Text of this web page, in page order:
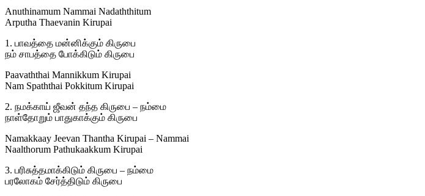
Anuthinamum Nammai Nadaththitum
Arputha Thaevanin Kirupai
1. பாவத்தை மன்னிக்கும் கிருபை
நம் சாபத்தை போக்கிடும் கிருபை
Paavaththai Mannikkum Kirupai
Nam Spaththai Pokkitum Kirupai
2. நமக்காய் ஜீவன் தந்த கிருபை – நம்மை
நாள்தோறும் பாதுகாக்கும் கிருபை
Namakkaay Jeevan Thantha Kirupai – Nammai
Naalthorum Pathukaakkum Kirupai
3. பரிசுத்தமாக்கிடும் கிருபை – நம்மை
பரலோகம் சேர்த்திடும் கிருபை